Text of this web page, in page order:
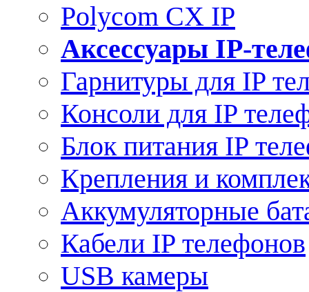
Polycom CX IP
Аксессуары IP-
Гарнитуры для IP
Консоли для IP
Блок питания IP
Крепления и
Аккумуляторные
Кабели IP телефонов
USB камеры